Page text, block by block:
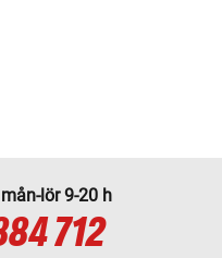
lör 9-20 h
712